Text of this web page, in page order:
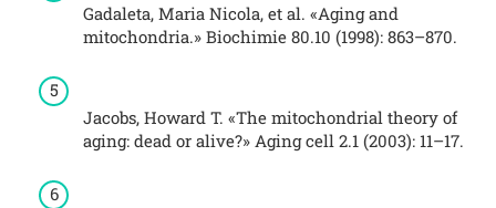
Gadaleta, Maria Nicola, et al. «Aging and
mitochondria.» Biochimie 80.10 (1998): 863–870.
Jacobs, Howard T. «The mitochondrial theory of
aging: dead or alive?» Aging cell 2.1 (2003): 11–17.